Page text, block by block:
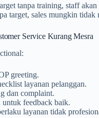
tanpa training, staff
target, sales mungkin tidak
Service Kurang Mesra
greeting.
layanan pelanggan.
dan complaint.
feedback baik.
layanan tidak